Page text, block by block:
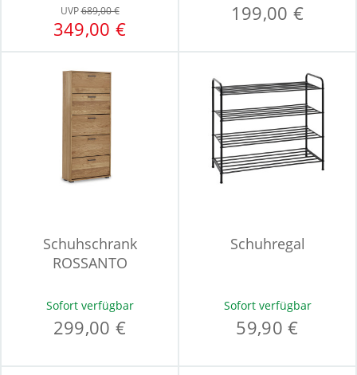
UVP689,00 €
349,00 €
199,00 €
Schuhschrank
ROSSANTO
Sofort verfügbar
299,00 €
Schuhregal
Sofort verfügbar
59,90 €